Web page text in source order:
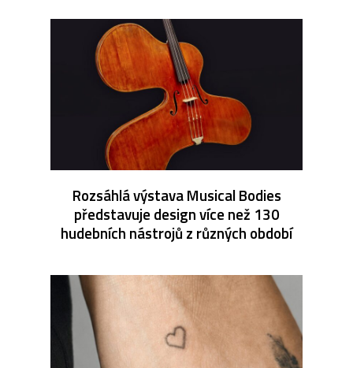
Rozsáhlá výstava Musical Bodies
představuje design více než 130
hudebních nástrojů z různých období